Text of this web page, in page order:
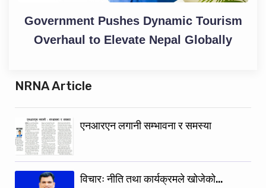
Government Pushes Dynamic Tourism
Overhaul to Elevate Nepal Globally
NRNA Article
एनआरएन लगानी सम्भावना र समस्या
विचारः नीति तथा कार्यक्रमले खोजेको…